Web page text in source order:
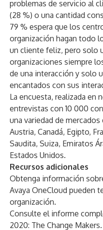
problemas de servicio al
(28 %) o una cantidad
79 % espera que los
organización hagan todo
un cliente feliz, pero solo
organizaciones siempre
de una interacción y solo
encantados con sus
La encuesta, realizada en
entrevistas con 10 000
una variedad de
Austria, Canadá, Egipto,
Saudita, Suiza, Emiratos
Estados Unidos.
Recursos adicionales
Obtenga información
Avaya OneCloud pueden
organización.
Consulte el informe
2020: The Change Makers.